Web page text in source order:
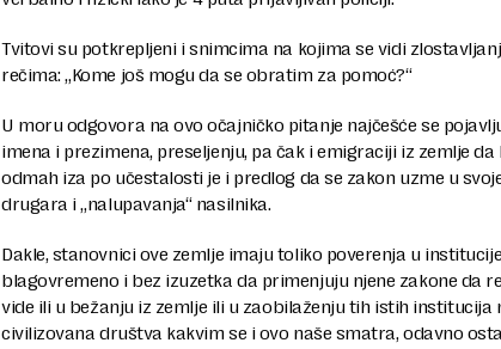
Tvitovi su potkrepljeni i snimcima na kojima se vidi
rečima: „Kome još mogu da se obratim za pomoć?“
U moru odgovora na ovo očajničko pitanje najčešće se
imena i prezimena, preseljenju, pa čak i emigraciji iz zemlje
odmah iza po učestalosti je i predlog da se zakon uzme u
drugara i „nalupavanja“ nasilnika.
Dakle, stanovnici ove zemlje imaju toliko poverenja u
blagovremeno i bez izuzetka da primenjuju njene zakone da
vide ili u bežanju iz zemlje ili u zaobilaženju tih istih institucija
civilizovana društva kakvim se i ovo naše smatra, odavno